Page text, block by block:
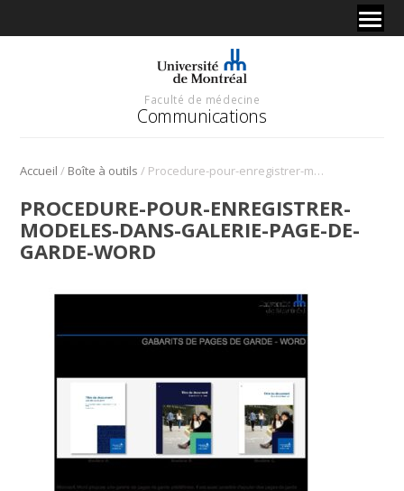
Faculté de médecine
Communications
Accueil / Boîte à outils / Procedure-pour-enregistrer-modeles-dans-galerie-page-de-garde-Word
PROCEDURE-POUR-ENREGISTRER-
MODELES-DANS-GALERIE-PAGE-DE-
GARDE-WORD